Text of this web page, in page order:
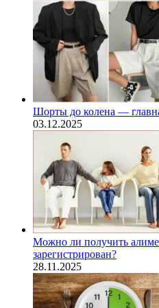
Шорты до колена —
03.12.2025
Можно ли получить
зарегистрирован?
28.11.2025